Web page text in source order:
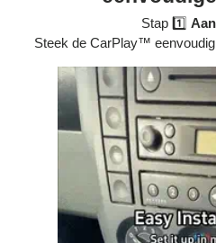
Stap 1️⃣
Steek de CarPlay™